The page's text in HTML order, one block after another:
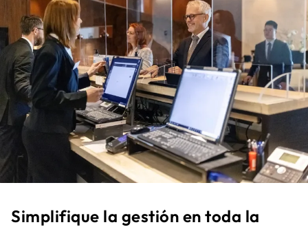
Simplifique la gestión en toda la